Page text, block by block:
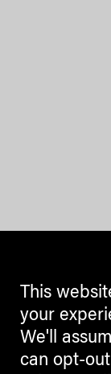
This
your
We'll
can opt-